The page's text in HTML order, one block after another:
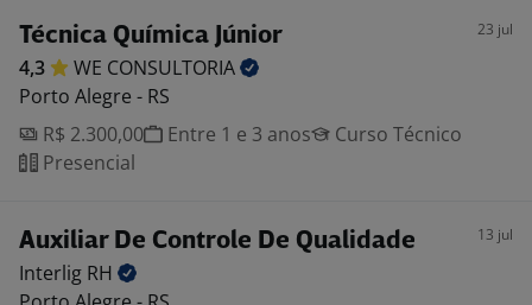
Técnica Química Júnior 23 jul
4,3 WE CONSULTORIA
Porto Alegre - RS
R$ 2.300,00
Entre 1 e 3 anos
Curso Técnico
Presencial
Auxiliar De Controle De Qualidade 13 jul
Interlig RH